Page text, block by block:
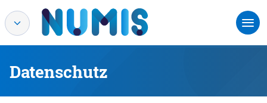
Datenschutz